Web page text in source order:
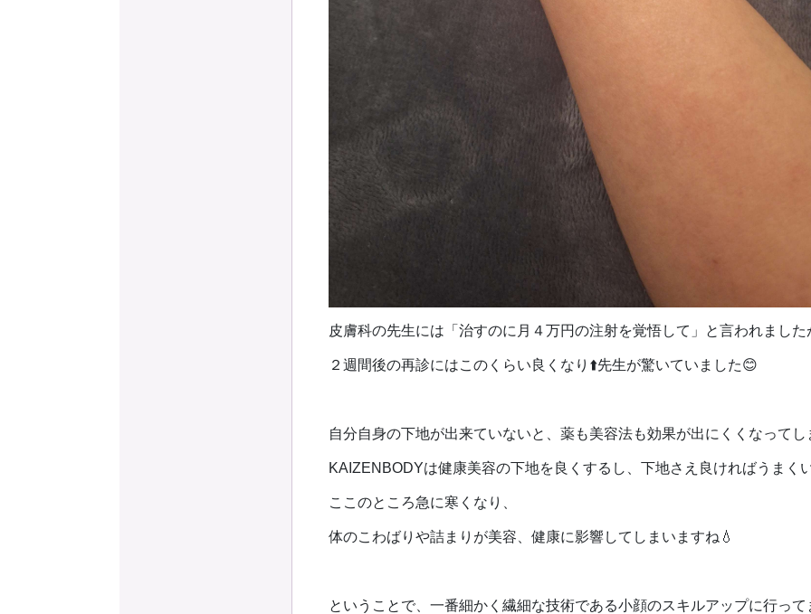
皮膚科の先生には「治すのに月４万円の注射を覚悟して」と言われました
２週間後の再診にはこのくらい良くなり⬆️先生が驚いていました😊
自分自身の下地が出来ていないと、薬も美容法も効果が出にくくなってし
KAIZENBODYは健康美容の下地を良くするし、下地さえ良ければうまく
ここのところ急に寒くなり、
体のこわばりや詰まりが美容、健康に影響してしまいますね💧
ということで、一番細かく繊細な技術である小顔のスキルアップに行って